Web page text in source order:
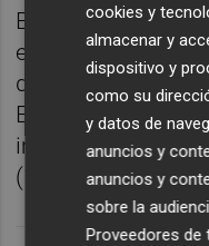
El próximo
el Albacete en el
duelo directo en
El conjunto
imponerse en el
(1-0) y en
cookies y
almacenar y
dispositivo y
como su
y datos de
anuncios y
anuncios y
sobre la
Proveedores de